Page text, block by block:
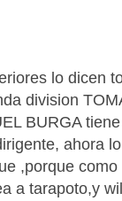
lo dicen
division
BURGA
ahora
,porque
a tarapoto,y